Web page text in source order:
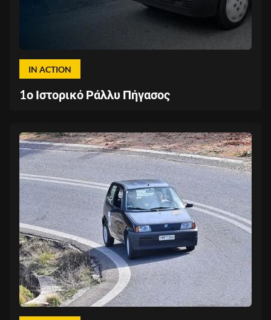
IN ACTION
1ο Ιστορικό Ράλλυ Πήγασος